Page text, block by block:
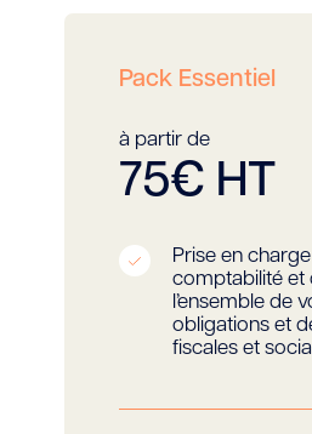
Pack Essentiel
à partir de
75€ HT
Prise en
comptabilité et
l’ensemble de
obligations et
fiscales et